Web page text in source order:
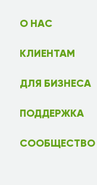
О НАС
КЛИЕНТАМ
ДЛЯ БИЗНЕСА
ПОДДЕРЖКА
СООБЩЕСТВО